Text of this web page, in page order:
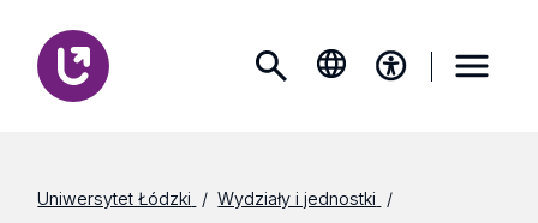
Uniwersytet Łódzki Wydziały i jednostki